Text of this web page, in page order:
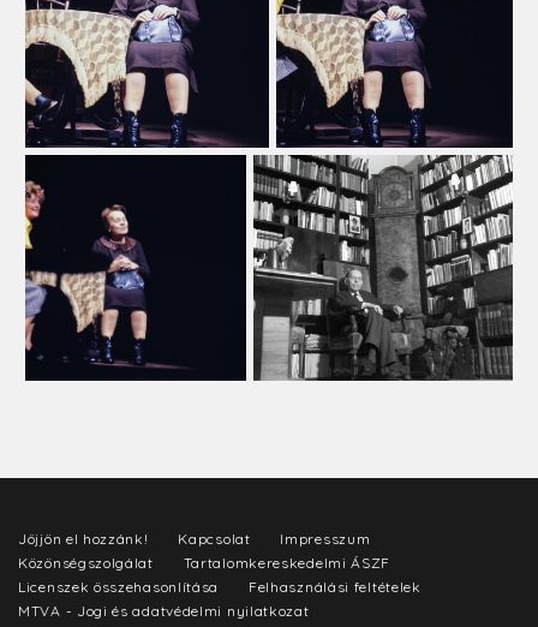
Jöjjön el hozzánk! Kapcsolat
Impresszum
Közönségszolgálat
Tartalomkereskedelmi ÁSZF
Licenszek összehasonlítása
Felhasználási feltételek
MTVA - Jogi és adatvédelmi nyilatkozat